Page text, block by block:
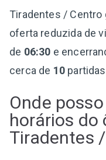
Tiradentes / Centro
oferta reduzida de
de 06:30 e
cerca de 10
Onde
horários do
Tiradentes